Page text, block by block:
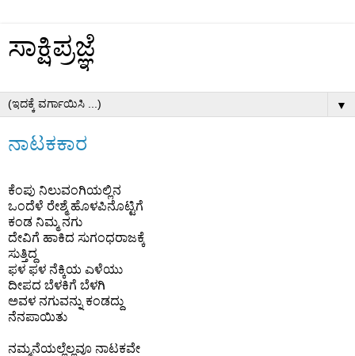
ಸಾಕ್ಷಿಪ್ರಜ್ಞೆ
▼
ನಾಟಕಕಾರ
ಕೆಂಪು ನಿಲುವಂಗಿಯಲ್ಲಿನ
ಒಂದೆಳೆ ರೇಶ್ಮೆ ಹೊಳಪಿನೊಟ್ಟಿಗೆ
ಕಂಡ ನಿಮ್ಮ ನಗು
ದೇವಿಗೆ ಹಾಕಿದ ಸುಗಂಧರಾಜಕ್ಕೆ
ಸುತ್ತಿದ್ದ
ಫಳ ಫಳ ನೆಕ್ಕಿಯ ಎಳೆಯು
ದೀಪದ ಬೆಳಕಿಗೆ ಬೆಳಗಿ
ಅವಳ ನಗುವನ್ನು ಕಂಡದ್ದು
ನೆನಪಾಯಿತು
ನಮ್ಮನೆಯಲ್ಲೆಲ್ಲವೂ ನಾಟಕವೇ